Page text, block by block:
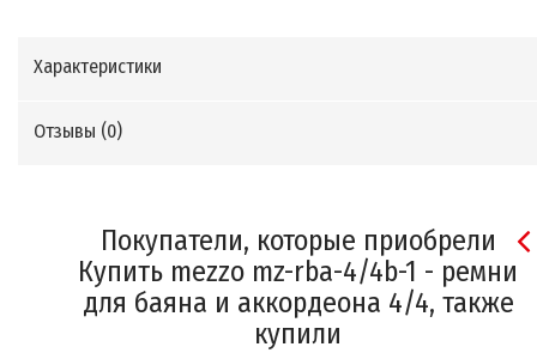
Характеристики
Отзывы (0)
Покупатели, которые приобрели
Купить mezzo mz-rba-4/4b-1 - ремни
для баяна и аккордеона 4/4, также
купили